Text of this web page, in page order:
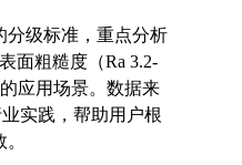
分级标准，重点分析
面粗糙度（Ra 3.2-
应用场景。数据来
实践，帮助用户根